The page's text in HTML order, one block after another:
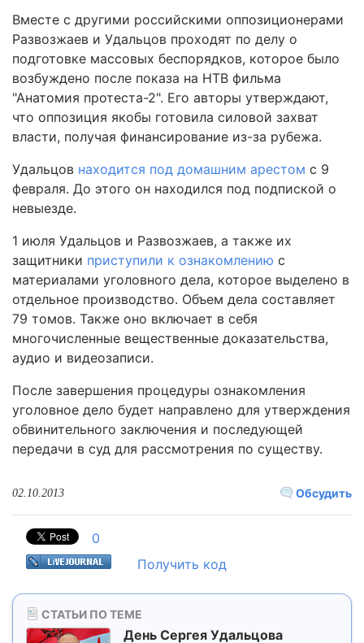
Вместе с другими российскими оппозиционерами
Развозжаев и Удальцов проходят по делу о
подготовке массовых беспорядков, которое было
возбуждено после показа на НТВ фильма
"Анатомия протеста-2". Его авторы утверждают,
что оппозиция якобы готовила силовой захват
власти, получая финансирование из-за рубежа.
Удальцов находится под домашним арестом с 9
февраля. До этого он находился под подпиской о
невыезде.
1 июля Удальцов и Развозжаев, а также их
защитники приступили к ознакомлению с
материалами уголовного дела, которое выделено в
отдельное производство. Объем дела составляет
79 томов. Также оно включает в себя
многочисленные вещественные доказательства,
аудио и видеозаписи.
После завершения процедуры ознакомления
уголовное дело будет направлено для утверждения
обвинительного заключения и последующей
передачи в суд для рассмотрения по существу.
Обсудить
02.10.2013
0
Получить код
СТАТЬИ ПО ТЕМЕ
День Сергея Удальцова